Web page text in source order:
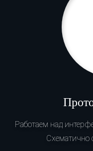
Работаем над
Схематично